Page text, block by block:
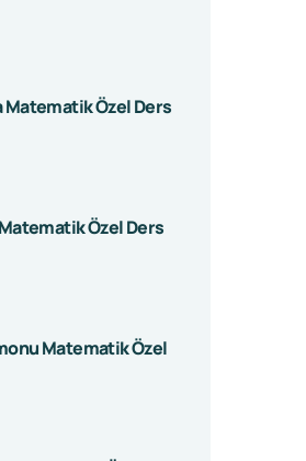
Matematik Özel Ders
Özel Ders
Matematik Özel